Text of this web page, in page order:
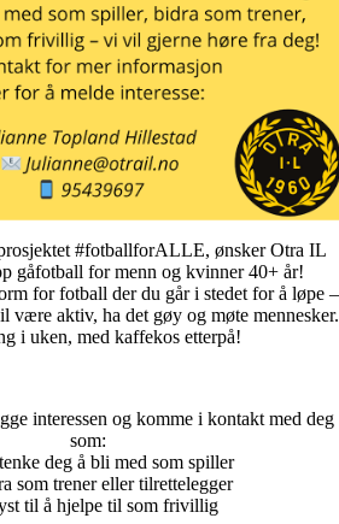
#fotballforALLE, ønsker Otra IL
gåfotball for menn og kvinner 40+ år!
for fotball der du går i stedet for å løpe –
være aktiv, ha det gøy og møte mennesker.
i uken, med kaffekos etterpå!
interessen og komme i kontakt med deg
som:
deg å bli med som spiller
som trener eller tilrettelegger
til å hjelpe til som frivillig